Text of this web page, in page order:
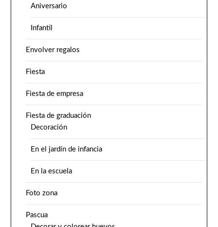
Aniversario
Infantil
Envolver regalos
Fiesta
Fiesta de empresa
Fiesta de graduación
Decoración
En el jardín de infancia
En la escuela
Foto zona
Pascua